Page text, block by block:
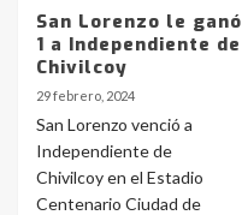
San Lorenzo le ganó
1 a Independiente de
Chivilcoy
29 febrero, 2024
San Lorenzo venció a
Independiente de
Chivilcoy en el Estadio
Centenario Ciudad de